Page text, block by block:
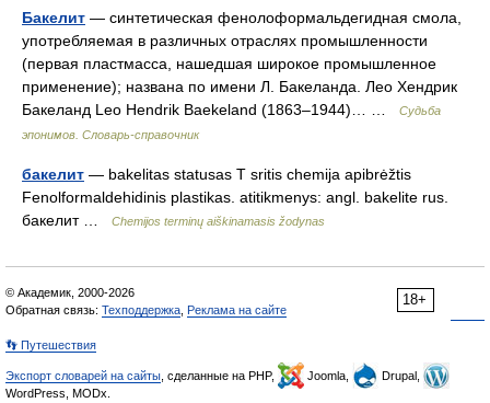
Бакелит — синтетическая фенолоформальдегидная смола,
употребляемая в различных отраслях промышленности
(первая пластмасса, нашедшая широкое промышленное
применение); названа по имени Л. Бакеланда. Лео Хендрик
Бакеланд Leo Hendrik Baekeland (1863–1944)… …
Судьба
эпонимов. Словарь-справочник
бакелит — bakelitas statusas T sritis chemija apibrėžtis
Fenolformaldehidinis plastikas. atitikmenys: angl. bakelite rus.
бакелит …
Chemijos terminų aiškinamasis žodynas
18+
© Академик, 2000-2026
Обратная связь: Техподдержка Реклама на сайте
👣 Путешествия
Экспорт словарей на сайты , сделанные на PHP, Joomla,
Drupal,
WordPress, MODx.